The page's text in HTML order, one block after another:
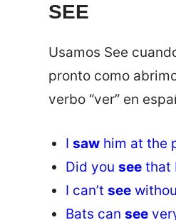
SEE
Usamos See
pronto como
verbo “ver” en
I sawhim at the
Did you seethat
I can’t see
Bats can see